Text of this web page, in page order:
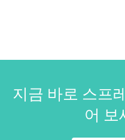
지금 바로 스프
어 보